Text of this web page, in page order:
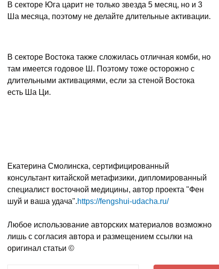
В секторе Юга царит не только звезда 5 месяц, но и 3
Ша месяца, поэтому не делайте длительные активации.
В секторе Востока также сложилась отличная комби, но
там имеется годовое Ш. Поэтому тоже осторожно с
длительными активациями, если за стеной Востока
есть Ша Ци.
Екатерина Смолинска, сертифицированный
консультант китайской метафизики, дипломированный
специалист восточной медицины, автор проекта "Фен
шуй и ваша удача".https://fengshui-udacha.ru/
Любое использование авторских материалов возможно
лишь с согласия автора и размещением ссылки на
оригинал статьи ©